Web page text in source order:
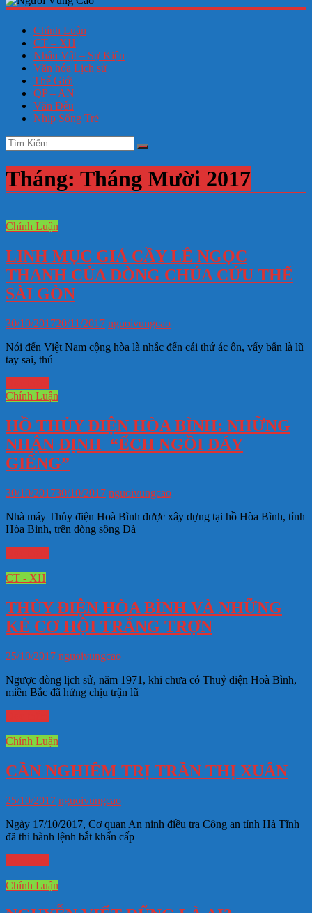
Chính Luận
CT – XH
Nhân Vật – Sự Kiện
Văn hóa Lịch sử
Thế Giới
QP – AN
Văn Đểu
Nhịp Sống Trẻ
Tháng: Tháng Mười 2017
Chính Luận
LINH MỤC GIẢ CẦY LÊ NGỌC
THANH CỦA DÒNG CHÚA CỨU THẾ
SÀI GÒN
30/10/201720/11/2017 nguoivungcao
Nói đến Việt Nam cộng hòa là nhắc đến cái thứ ác ôn, vấy bẩn là lũ
tay sai, thú
Chính Luận
HỒ THỦY ĐIỆN HÒA BÌNH: NHỮNG
NHẬN ĐỊNH “ẾCH NGỒI ĐÁY
GIẾNG”
30/10/201730/10/2017 nguoivungcao
Nhà máy Thủy điện Hoà Bình được xây dựng tại hồ Hòa Bình, tỉnh
Hòa Bình, trên dòng sông Đà
CT - XH
THỦY ĐIỆN HÒA BÌNH VÀ NHỮNG
KẺ CƠ HỘI TRẮNG TRỢN
25/10/2017 nguoivungcao
Ngược dòng lịch sử, năm 1971, khi chưa có Thuỷ điện Hoà Bình,
miền Bắc đã hứng chịu trận lũ
Chính Luận
CẦN NGHIÊM TRỊ TRẦN THỊ XUÂN
25/10/2017 nguoivungcao
Ngày 17/10/2017, Cơ quan An ninh điều tra Công an tỉnh Hà Tĩnh
đã thi hành lệnh bắt khẩn cấp
Chính Luận